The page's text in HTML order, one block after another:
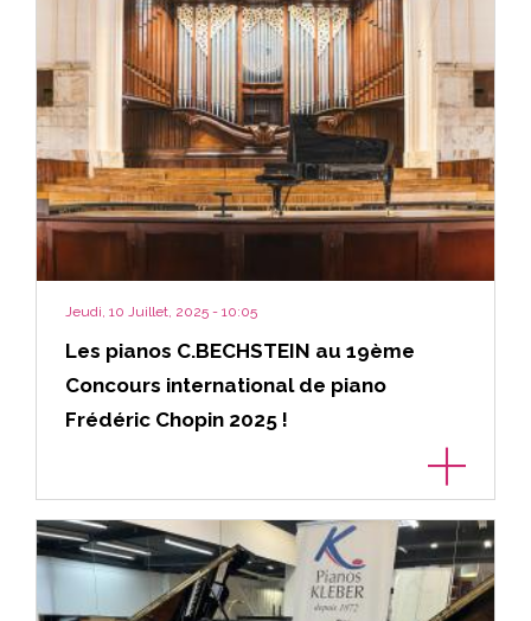
Jeudi, 10 Juillet, 2025 - 10:05
Les pianos C.BECHSTEIN au 19ème
Concours international de piano
Frédéric Chopin 2025 !